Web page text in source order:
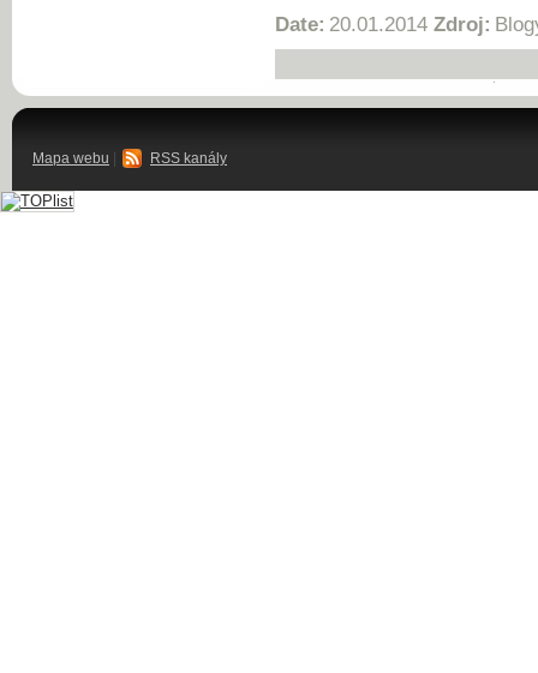
Date: 20.01.2014 Zdroj:
Mapa webu RSS kanály